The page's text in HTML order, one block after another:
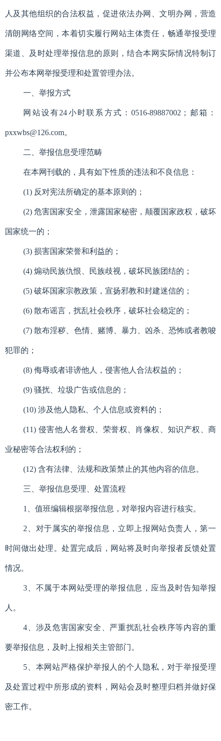
人及其他组织的合法权益，促进依法办网、文明办网，营造
清朗网络空间，本着切实履行网站主体责任，畅通举报受理
渠道、及时处理举报信息的原则，结合本网实际情况特制订
并公布本网举报受理和处置管理办法。
一、举报方式
网站设有24小时联系方式：0516-89887002 ；邮箱：
pxxwbs@126.com。
二、举报信息受理范畴
在本网刊载的，具有如下性质的违法和不良信息：
(1) 反对宪法所确定的基本原则的；
(2) 危害国家安全，泄露国家秘密，颠覆国家政权，破坏
国家统一的；
(3) 损害国家荣誉和利益的；
(4) 煽动民族仇恨、民族歧视，破坏民族团结的；
(5) 破坏国家宗教政策，宣扬邪教和封建迷信的；
(6) 散布谣言，扰乱社会秩序，破坏社会稳定的；
(7) 散布淫秽、色情、赌博、暴力、凶杀、恐怖或者教唆
犯罪的；
(8) 侮辱或者诽谤他人，侵害他人合法权益的；
(9) 骚扰、垃圾广告或信息的；
(10) 涉及他人隐私、个人信息或资料的；
(11) 侵害他人名誉权、荣誉权、肖像权、知识产权、商
业秘密等合法权利的；
(12) 含有法律、法规和政策禁止的其他内容的信息。
三、举报信息受理、处置流程
1、值班编辑根据举报信息，对举报内容进行核实。
2、对于属实的举报信息，立即上报网站负责人，第一
时间做出处理。处置完成后，网站将及时向举报者反馈处置
情况。
3、不属于本网站受理的举报信息，应当及时告知举报
人。
4、涉及危害国家安全、严重扰乱社会秩序等内容的重
要举报信息，及时上报相关主管部门。
5、本网站严格保护举报人的个人隐私，对于举报受理
及处置过程中所形成的资料，网站会及时整理归档并做好保
密工作。